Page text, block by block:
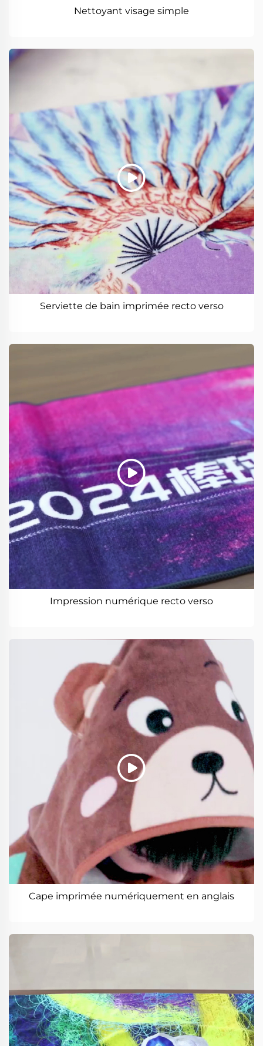
Nettoyant visage simple
Serviette de bain imprimée recto verso
Impression numérique recto verso
Cape imprimée numériquement en anglais